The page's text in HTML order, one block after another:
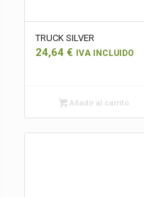
TRUCK SILVER
24,64 € IVA INCLUIDO
Añadir al carrito